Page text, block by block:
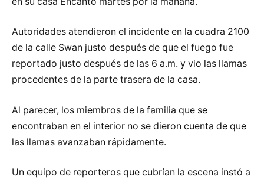
Autoridades atendieron el incidente en la cuadra 2100
de la calle Swan justo después de que el fuego fue
reportado justo después de las 6 a.m. y vio las llamas
procedentes de la parte trasera de la casa.
Al parecer, los miembros de la familia que se
encontraban en el interior no se dieron cuenta de que
las llamas avanzaban rápidamente.
Un equipo de reporteros que cubrían la escena instó a